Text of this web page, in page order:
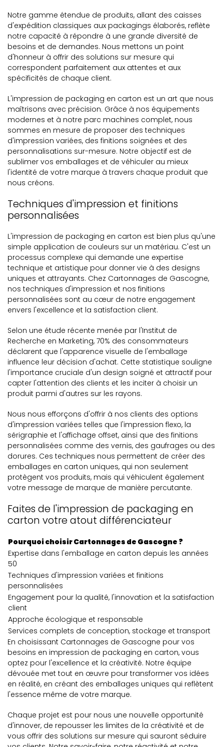
Notre gamme étendue de produits, allant des caisses
d'expédition classiques aux packagings élaborés, reflète
notre capacité à répondre à une grande diversité de
besoins et de demandes. Nous mettons un point
d'honneur à offrir des solutions sur mesure qui
correspondent parfaitement aux attentes et aux
spécificités de chaque client.
L'impression de packaging en carton est un art que nous
maîtrisons avec précision. Grâce à nos équipements
modernes et à notre parc machines complet, nous
sommes en mesure de proposer des techniques
d'impression variées, des finitions soignées et des
personnalisations sur-mesure. Notre objectif est de
sublimer vos emballages et de véhiculer au mieux
l'identité de votre marque à travers chaque produit que
nous créons.
Techniques d'impression et finitions
personnalisées
L'impression de packaging en carton est bien plus qu'une
simple application de couleurs sur un matériau. C'est un
processus complexe qui demande une expertise
technique et artistique pour donner vie à des designs
uniques et attrayants. Chez Cartonnages de Gascogne,
nos techniques d'impression et nos finitions
personnalisées sont au cœur de notre engagement
envers l'excellence et la satisfaction client.
Selon une étude récente menée par l'Institut de
Recherche en Marketing, 70% des consommateurs
déclarent que l'apparence visuelle de l'emballage
influence leur décision d'achat. Cette statistique souligne
l'importance cruciale d'un design soigné et attractif pour
capter l'attention des clients et les inciter à choisir un
produit parmi d'autres sur les rayons.
Nous nous efforçons d'offrir à nos clients des options
d'impression variées telles que l'impression flexo, la
sérigraphie et l'affichage offset, ainsi que des finitions
personnalisées comme des vernis, des gaufrages ou des
dorures. Ces techniques nous permettent de créer des
emballages en carton uniques, qui non seulement
protègent vos produits, mais qui véhiculent également
votre message de marque de manière percutante.
Faites de l'impression de packaging en
carton votre atout différenciateur
Pourquoi choisir Cartonnages de Gascogne ?
Expertise dans l'emballage en carton depuis les années
50
Techniques d'impression variées et finitions
personnalisées
Engagement pour la qualité, l'innovation et la satisfaction
client
Approche écologique et responsable
Services complets de conception, stockage et transport
En choisissant Cartonnages de Gascogne pour vos
besoins en impression de packaging en carton, vous
optez pour l'excellence et la créativité. Notre équipe
dévouée met tout en œuvre pour transformer vos idées
en réalité, en créant des emballages uniques qui reflètent
l'essence même de votre marque.
Chaque projet est pour nous une nouvelle opportunité
d'innover, de repousser les limites de la créativité et de
vous offrir des solutions sur mesure qui sauront séduire